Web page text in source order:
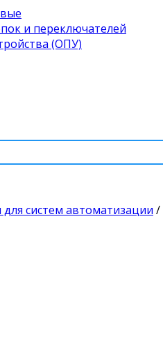
и переключателей
(ОПУ)
систем автоматизации /